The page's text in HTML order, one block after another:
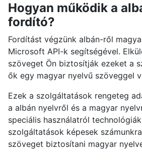
Hogyan működik a
fordító?
Fordítást végzünk albán-ről
Microsoft API-k segítségével.
szöveget Ön biztosítják ezeket a
ők egy magyar nyelvű szöveggel
Ezek a szolgáltatások rengeteg
a albán nyelvről és a magyar
speciális használatról
szolgáltatások képesek
szöveget biztosítani magyar